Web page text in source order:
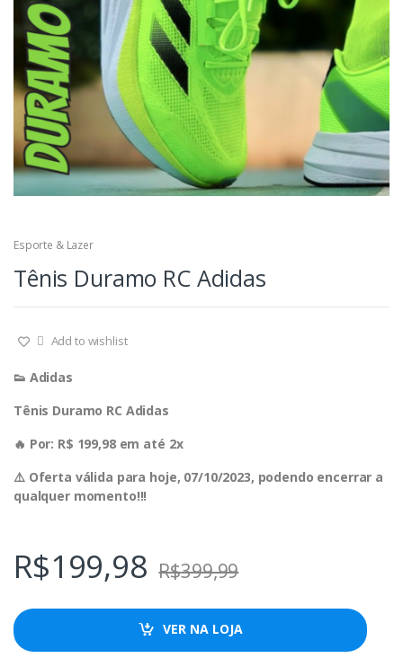
Esporte & Lazer
Tênis Duramo RC Adidas
Add to wishlist
👟 Adidas
Tênis Duramo RC Adidas
🔥 Por: R$ 199,98 em até 2x
⚠️ Oferta válida para hoje, 07/10/2023, podendo encerrar a
qualquer momento!!!
R$199,98 R$399,99
VER NA LOJA